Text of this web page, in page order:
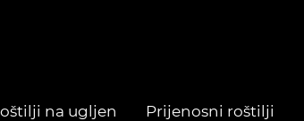
na ugljen Prijenosni roštilji